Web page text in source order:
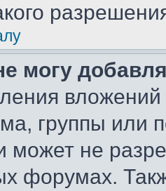
могу
группы или
может не
форумах.